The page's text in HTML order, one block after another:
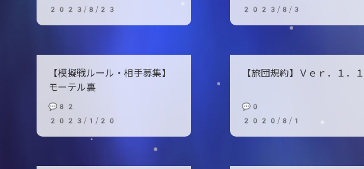
2023/8/23
2023/8/3
【模擬戦ルール・相手募集】
モーテル裏
💬82
2023/1/20
【旅団規約】Ｖｅｒ．１．１
💬0
2020/8/1